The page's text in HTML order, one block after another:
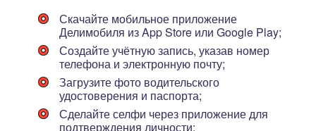
Скачайте мобильное приложение
Делимобиля из App Store или Google Play;
Создайте учётную запись, указав номер
телефона и электронную почту;
Загрузите фото водительского
удостоверения и паспорта;
Сделайте селфи через приложение для
подтверждения личности;